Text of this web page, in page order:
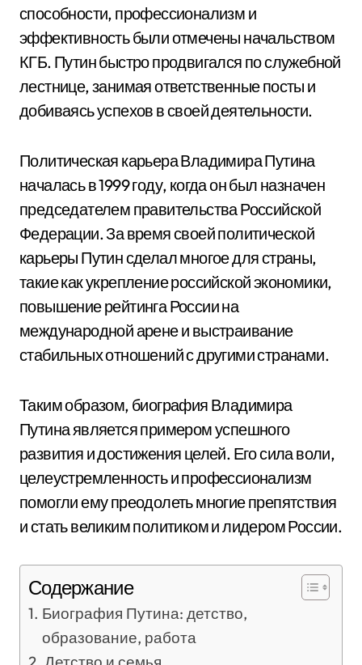
способности, профессионализм и
эффективность были отмечены начальством
КГБ. Путин быстро продвигался по служебной
лестнице, занимая ответственные посты и
добиваясь успехов в своей деятельности.
Политическая карьера Владимира Путина
началась в 1999 году, когда он был назначен
председателем правительства Российской
Федерации. За время своей политической
карьеры Путин сделал многое для страны,
такие как укрепление российской экономики,
повышение рейтинга России на
международной арене и выстраивание
стабильных отношений с другими странами.
Таким образом, биография Владимира
Путина является примером успешного
развития и достижения целей. Его сила воли,
целеустремленность и профессионализм
помогли ему преодолеть многие препятствия
и стать великим политиком и лидером России.
Содержание
Биография Путина: детство,
образование, работа